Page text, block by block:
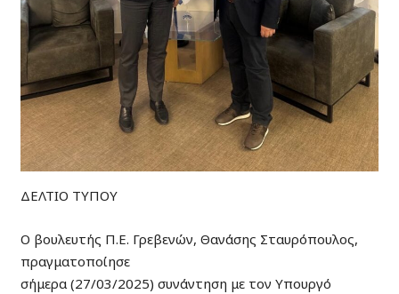
ΔΕΛΤΙΟ ΤΥΠΟΥ
Ο βουλευτής Π.Ε. Γρεβενών, Θανάσης Σταυρόπουλος,
πραγματοποίησε
σήμερα (27/03/2025) συνάντηση με τον Υπουργό